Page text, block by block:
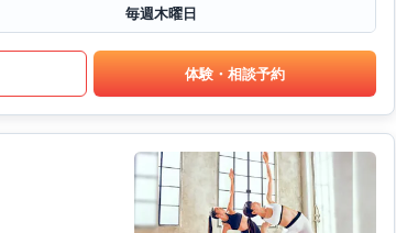
毎週木曜日
体験・相談予約